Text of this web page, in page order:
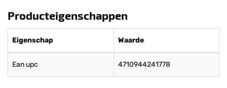
Producteigenschappen
Eigenschap Waarde
Ean upc 4710944241778